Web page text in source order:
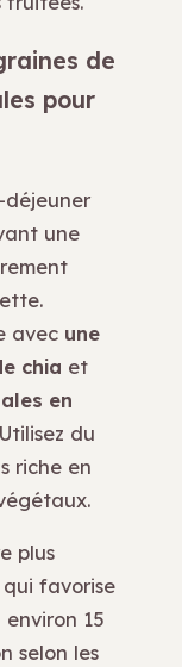
de
pour
déjeuner
une
avec une
chia et
en
du
riche en
plus
favorise
15
selon les